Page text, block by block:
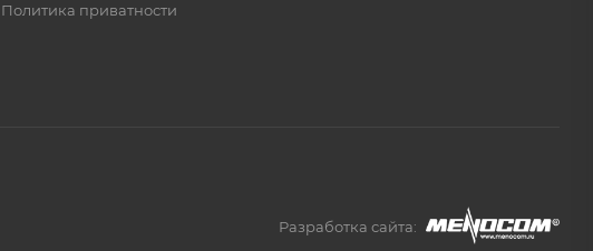
Политика приватности
Разработка сайта: